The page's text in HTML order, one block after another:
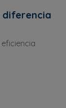
diferencia